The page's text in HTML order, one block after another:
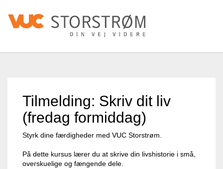
Tilmelding: Skriv dit liv
(fredag formiddag)
Styrk dine færdigheder med VUC Storstrøm.
På dette kursus lærer du at skrive din livshistorie i små,
overskuelige og fængende dele.